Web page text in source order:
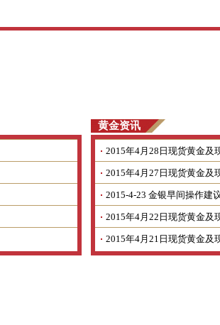
黄金资讯
2015年4月28日现货黄金及
2015年4月27日现货黄金及
2015-4-23 金银早间操作建
2015年4月22日现货黄金及
2015年4月21日现货黄金及